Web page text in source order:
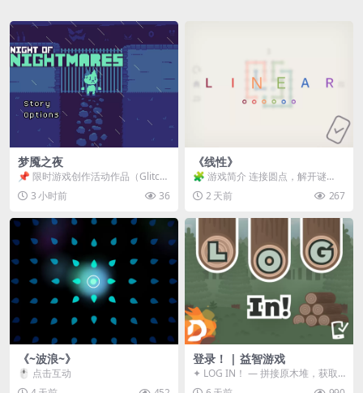
梦魇之夜
📌 限时游戏创作活动作品（Glitch
Game Jam） 📖 故事背景 怪物四...
3 小时前 36
《线性》
🧩 游戏简介 连接圆点，解开谜
题。 ⚠️ 重要提示 所有关卡均可通
关，请确保使用...
2 天前 267
《~波浪~》
🖱️ 点击互动
登录！ | 益智游戏
✦ LOG IN！ — 拼接原木堆，获取
分数！ ᑕ☲◎ ᑕ☲◎ ᑕ☲◎ ᑕ☲◎ ...